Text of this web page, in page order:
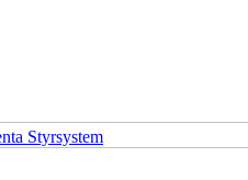
Styrsystem